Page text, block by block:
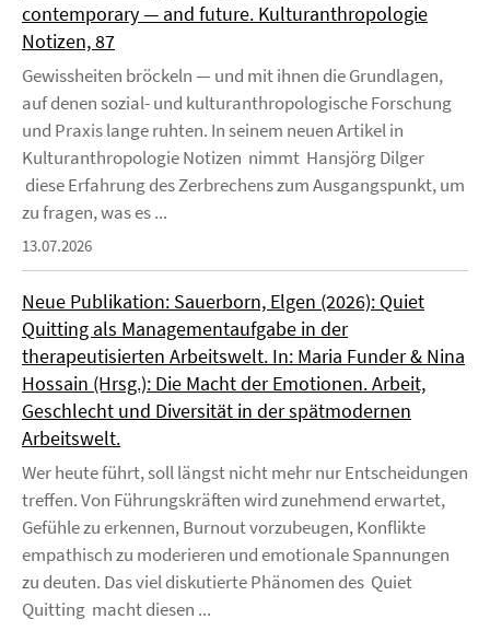
contemporary — and future. Kulturanthropologie
Notizen, 87
Gewissheiten bröckeln — und mit ihnen die Grundlagen,
auf denen sozial- und kulturanthropologische Forschung
und Praxis lange ruhten. In seinem neuen Artikel in
Kulturanthropologie Notizen nimmt Hansjörg Dilger
diese Erfahrung des Zerbrechens zum Ausgangspunkt, um
zu fragen, was es ...
13.07.2026
Neue Publikation: Sauerborn, Elgen (2026): Quiet
Quitting als Managementaufgabe in der
therapeutisierten Arbeitswelt. In: Maria Funder & Nina
Hossain (Hrsg.): Die Macht der Emotionen. Arbeit,
Geschlecht und Diversität in der spätmodernen
Arbeitswelt.
Wer heute führt, soll längst nicht mehr nur Entscheidungen
treffen. Von Führungskräften wird zunehmend erwartet,
Gefühle zu erkennen, Burnout vorzubeugen, Konflikte
empathisch zu moderieren und emotionale Spannungen
zu deuten. Das viel diskutierte Phänomen des Quiet
Quitting macht diesen ...